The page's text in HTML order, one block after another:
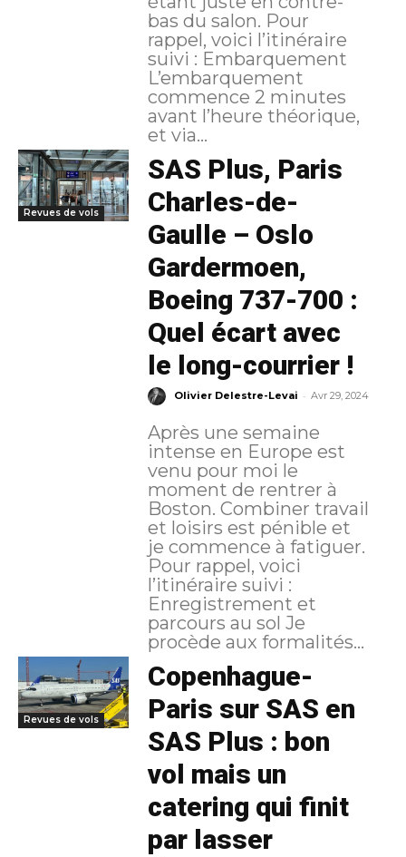
bas du salon. Pour
rappel, voici l’itinéraire
suivi : Embarquement
L’embarquement
commence 2 minutes
avant l’heure théorique,
et via...
Revues de vols
SAS Plus, Paris
Charles-de-
Gaulle – Oslo
Gardermoen,
Boeing 737-700 :
Quel écart avec
le long-courrier !
Olivier Delestre-Levai - Avr 29, 2024
Après une semaine
intense en Europe est
venu pour moi le
moment de rentrer à
Boston. Combiner travail
et loisirs est pénible et
je commence à fatiguer.
Pour rappel, voici
l’itinéraire suivi :
Enregistrement et
parcours au sol Je
procède aux formalités...
Revues de vols
Copenhague-
Paris sur SAS en
SAS Plus : bon
vol mais un
catering qui finit
par lasser